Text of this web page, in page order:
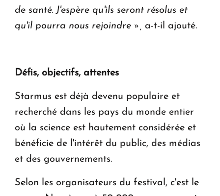
de santé. J'espère qu'ils seront résolus et
qu'il pourra nous rejoindre »,
a-t-il ajouté.
Défis, objectifs, attentes
Starmus est déjà devenu populaire et
recherché dans les pays du monde entier
où la science est hautement considérée et
bénéficie de l'intérêt du public, des médias
et des gouvernements.
Selon les organisateurs du festival, c'est le